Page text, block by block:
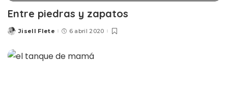
Entre piedras y zapatos
PostedJisell Flete 6 abril 2020